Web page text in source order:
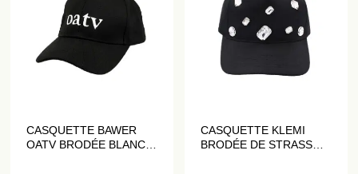
CASQUETTE BAWER
OATV BRODÉE BLANC
CASQUETTE KLEMI
BRODÉE DE STRASS